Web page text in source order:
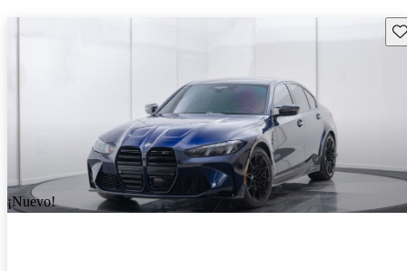
¡Nuevo!